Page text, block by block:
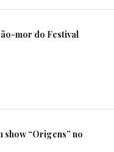
mor do Festival
show “Origens” no